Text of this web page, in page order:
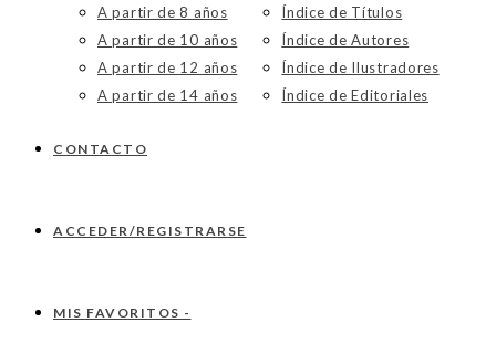
A partir de 8 años
A partir de 10 años
A partir de 12 años
A partir de 14 años
Índice de Títulos
Índice de Autores
Índice de Ilustradores
Índice de Editoriales
CONTACTO
ACCEDER/REGISTRARSE
MIS FAVORITOS -